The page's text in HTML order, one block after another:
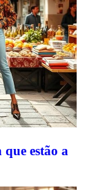
estão a